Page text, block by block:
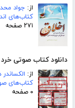
از: جواد
کتاب‌های
۲۷۱ صفحه
دانلود کتاب صوتی
از:
کتاب‌های
۰ صفحه